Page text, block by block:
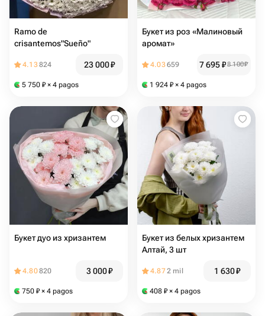
Ramo de
crisantemos"Sueño"
4.13824 23 000₽
5 750 ₽ × 4 pagos
Букет из роз «Малиновый
аромат»
4.03659 7 695₽8 100₽
1 924 ₽ × 4 pagos
Букет дуо из хризантем
4.80820 3 000₽
750 ₽ × 4 pagos
Букет из белых хризантем
Алтай, 3 шт
4.872 mil 1 630₽
408 ₽ × 4 pagos